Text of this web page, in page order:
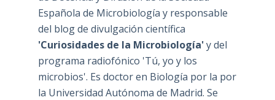
Española de Microbiología y responsable
del blog de divulgación científica
'Curiosidades de la Microbiología'y del
programa radiofónico 'Tú, yo y los
microbios'. Es doctor en Biología por la por
la Universidad Autónoma de Madrid. Se